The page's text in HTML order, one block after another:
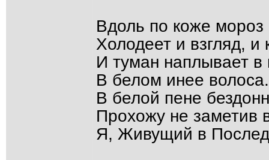
Вдоль по коже мороз
Холодеет и взгляд, и
И туман наплывает в
В белом инее
В белой пене
Прохожу не заметив
Я, Живущий в